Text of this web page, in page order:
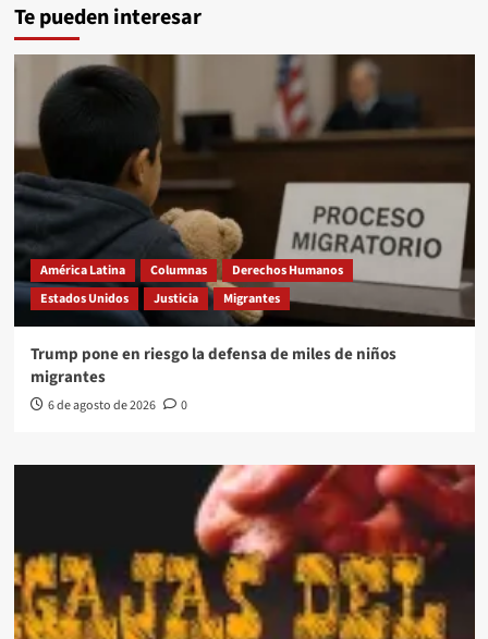
Te pueden interesar
América Latina Columnas
Derechos Humanos
Estados Unidos
Justicia Migrantes
Trump pone en riesgo la defensa de miles de niños
migrantes
6 de agosto de 2026 0